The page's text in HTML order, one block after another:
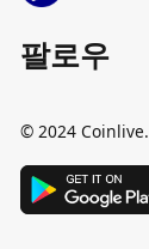
팔로우
© 2024 Coinlive.